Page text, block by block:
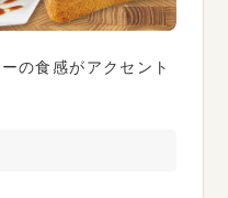
の食感がアクセント